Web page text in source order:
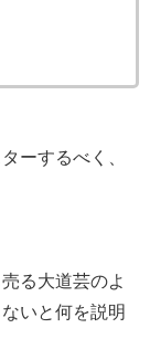
ーするべく、
る大道芸のよ
いと何を説明